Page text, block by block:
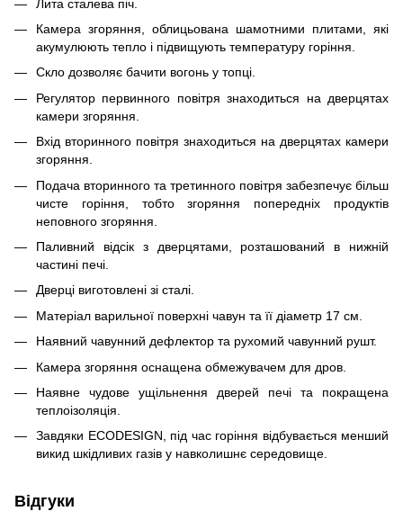
Лита сталева піч.
Камера згоряння, облицьована шамотними плитами, які
акумулюють тепло і підвищують температуру горіння.
Скло дозволяє бачити вогонь у топці.
Регулятор первинного повітря знаходиться на дверцятах
камери згоряння.
Вхід вторинного повітря знаходиться на дверцятах камери
згоряння.
Подача вторинного та третинного повітря забезпечує більш
чисте горіння, тобто згоряння попередніх продуктів
неповного згоряння.
Паливний відсік з дверцятами, розташований в нижній
частині печі.
Дверці виготовлені зі сталі.
Матеріал варильної поверхні чавун та її діаметр 17 см.
Наявний чавунний дефлектор та рухомий чавунний рушт.
Камера згоряння оснащена обмежувачем для дров.
Наявне чудове ущільнення дверей печі та покращена
теплоізоляція.
Завдяки ECODESIGN, під час горіння відбувається менший
викид шкідливих газів у навколишнє середовище.
Відгуки